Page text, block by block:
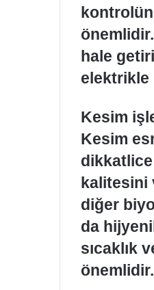
hale
elektrikle
Kesim
Kesim
dikkatlice
kalitesini
diğer
da
sıcaklık
önemlidir.